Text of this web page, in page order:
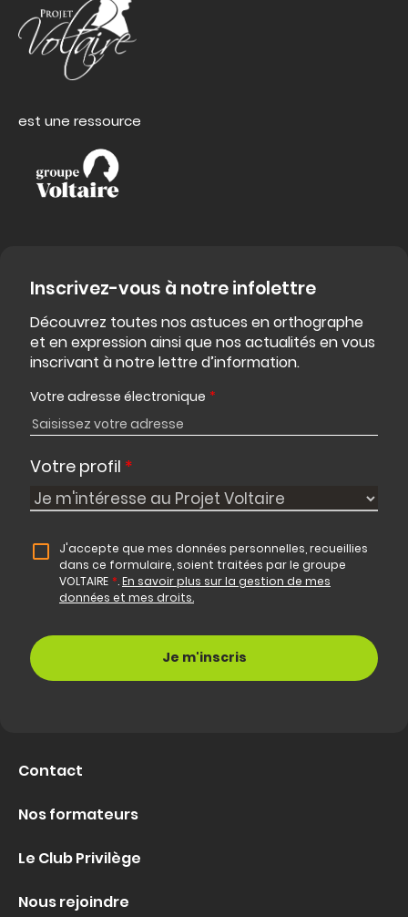
est une ressource
Inscrivez-vous à notre infolettre
Découvrez toutes nos astuces en orthographe
et en expression ainsi que nos actualités en vous
inscrivant à notre lettre d’information.
Votre adresse électronique *
Votre profil *
J'accepte que mes données personnelles, recueillies
dans ce formulaire, soient traitées par le groupe
VOLTAIRE *.En savoir plus sur la gestion de mes
données et mes droits.
Contact
Nos formateurs
Le Club Privilège
Nous rejoindre